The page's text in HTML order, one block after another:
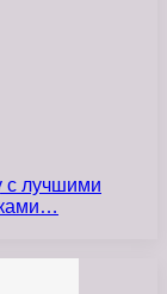
с лучшими